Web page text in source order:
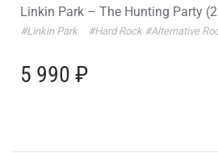
Linkin Park – The Hunting Party
#Linkin Park #Hard Rock #Alternative
5 990 ₽